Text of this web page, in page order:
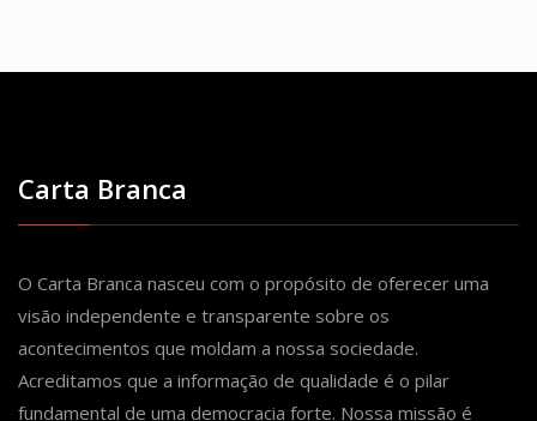
Carta Branca
O Carta Branca nasceu com o propósito de oferecer uma
visão independente e transparente sobre os
acontecimentos que moldam a nossa sociedade.
Acreditamos que a informação de qualidade é o pilar
fundamental de uma democracia forte. Nossa missão é